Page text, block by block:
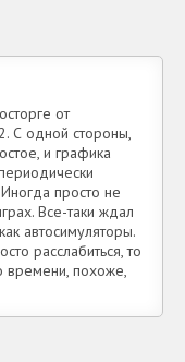
от
С одной стороны,
и графика
просто не
Все-таки ждал
автосимуляторы.
расслабиться, то
времени, похоже,